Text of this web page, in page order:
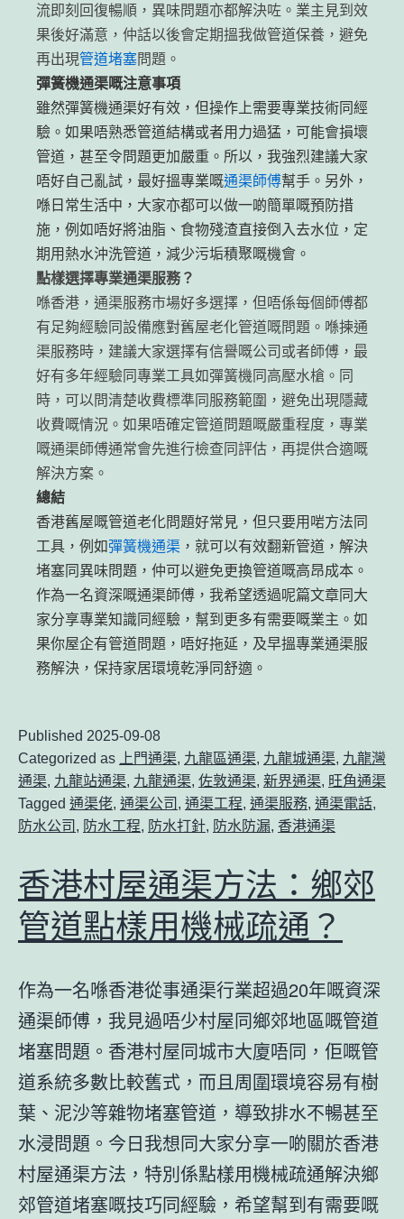
流即刻回復暢順，異味問題亦都解決咗。業主見到效
果後好滿意，仲話以後會定期搵我做管道保養，避免
再出現管道堵塞問題。
彈簧機通渠嘅注意事項
雖然彈簧機通渠好有效，但操作上需要專業技術同經
驗。如果唔熟悉管道結構或者用力過猛，可能會損壞
管道，甚至令問題更加嚴重。所以，我強烈建議大家
唔好自己亂試，最好搵專業嘅通渠師傅幫手。另外，
喺日常生活中，大家亦都可以做一啲簡單嘅預防措
施，例如唔好將油脂、食物殘渣直接倒入去水位，定
期用熱水沖洗管道，減少污垢積聚嘅機會。
點樣選擇專業通渠服務？
喺香港，通渠服務市場好多選擇，但唔係每個師傅都
有足夠經驗同設備應對舊屋老化管道嘅問題。喺揀通
渠服務時，建議大家選擇有信譽嘅公司或者師傅，最
好有多年經驗同專業工具如彈簧機同高壓水槍。同
時，可以問清楚收費標準同服務範圍，避免出現隱藏
收費嘅情況。如果唔確定管道問題嘅嚴重程度，專業
嘅通渠師傅通常會先進行檢查同評估，再提供合適嘅
解決方案。
總結
香港舊屋嘅管道老化問題好常見，但只要用啱方法同
工具，例如彈簧機通渠 ，就可以有效翻新管道，解決
堵塞同異味問題，仲可以避免更換管道嘅高昂成本。
作為一名資深嘅通渠師傅，我希望透過呢篇文章同大
家分享專業知識同經驗，幫到更多有需要嘅業主。如
果你屋企有管道問題，唔好拖延，及早搵專業通渠服
務解決，保持家居環境乾淨同舒適。
Published 2025-09-08
Categorized as
上門通渠, 九龍區通渠, 九龍城通渠, 九龍灣
通渠, 九龍站通渠, 九龍通渠, 佐敦通渠, 新界通渠, 旺角通渠
Tagged 通渠佬, 通渠公司 , 通渠工程, 通渠服務, 通渠電話,
防水公司 , 防水工程, 防水打針, 防水防漏, 香港通渠
香港村屋通渠方法：鄉郊
管道點樣用機械疏通？
作為一名喺香港從事通渠行業超過20年嘅資深
通渠師傅，我見過唔少村屋同鄉郊地區嘅管道
堵塞問題。香港村屋同城市大廈唔同，佢嘅管
道系統多數比較舊式，而且周圍環境容易有樹
葉、泥沙等雜物堵塞管道，導致排水不暢甚至
水浸問題。今日我想同大家分享一啲關於香港
村屋通渠方法 ，特別係點樣用機械疏通解決鄉
郊管道堵塞嘅技巧同經驗，希望幫到有需要嘅